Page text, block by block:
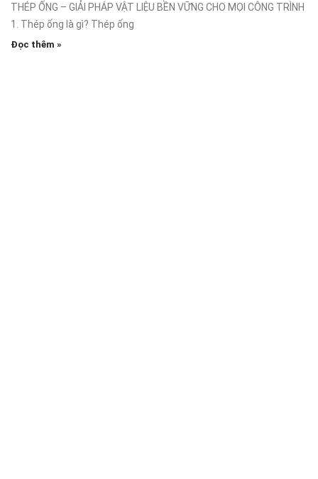
THÉP ỐNG – GIẢI PHÁP VẬT LIỆU BỀN VỮNG CHO MỌI CÔNG TRÌNH
1. Thép ống là gì? Thép ống
Đọc thêm »